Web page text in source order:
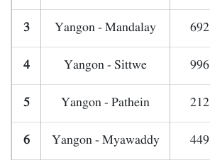
3 Yangon - Mandalay 692
4 Yangon - Sittwe 996
5 Yangon - Pathein 212
6 Yangon - Myawaddy 449